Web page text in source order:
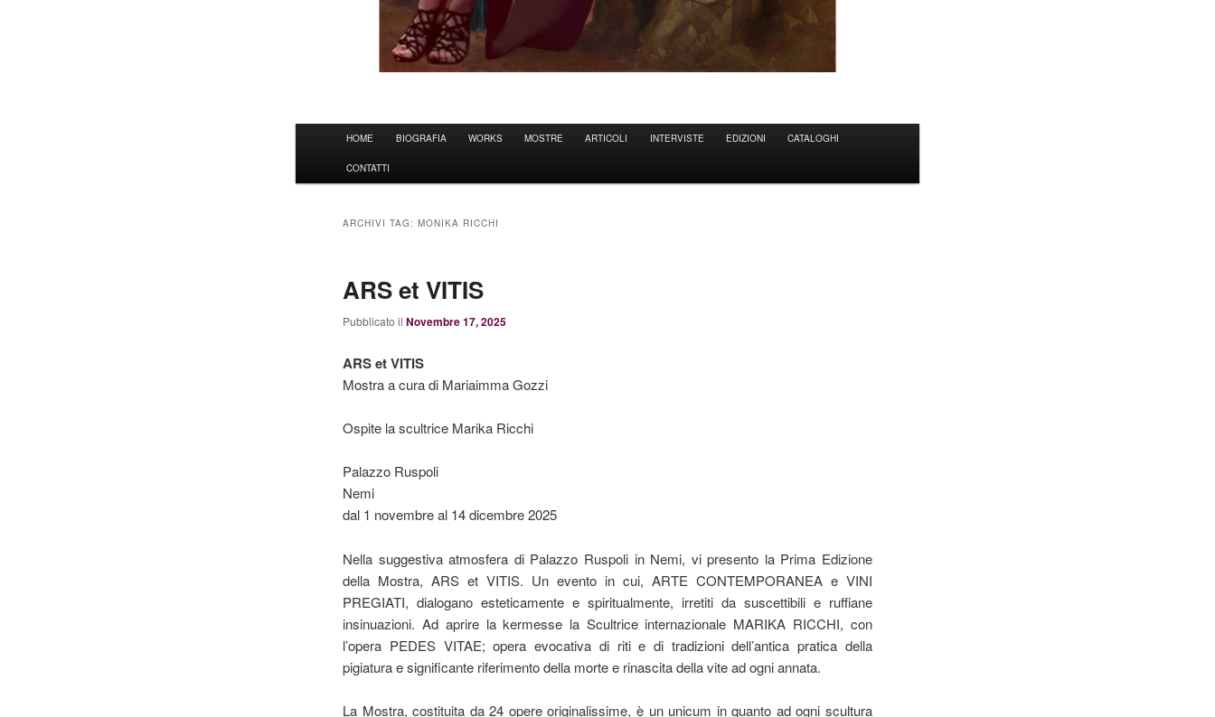
HOME BIOGRAFIA WORKS MOSTRE ARTICOLI INTERVISTE EDIZIONI CATALOGHI
CONTATTI
ARCHIVI TAG:MONIKA RICCHI
ARS et VITIS
Pubblicato ilNovembre 17, 2025
ARS et VITIS
Mostra a cura di Mariaimma Gozzi
Ospite la scultrice Marika Ricchi
Palazzo Ruspoli
Nemi
dal 1 novembre al 14 dicembre 2025
Nella suggestiva atmosfera di Palazzo Ruspoli in Nemi, vi presento la Prima Edizione
della Mostra, ARS et VITIS. Un evento in cui, ARTE CONTEMPORANEA e VINI
PREGIATI, dialogano esteticamente e spiritualmente, irretiti da suscettibili e ruﬃane
insinuazioni. Ad aprire la kermesse la Scultrice internazionale MARIKA RICCHI, con
l’opera PEDES VITAE; opera evocativa di riti e di tradizioni dell’antica pratica della
pigiatura e significante riferimento della morte e rinascita della vite ad ogni annata.
La Mostra, costituita da 24 opere originalissime, è un unicum in quanto ad ogni scultura